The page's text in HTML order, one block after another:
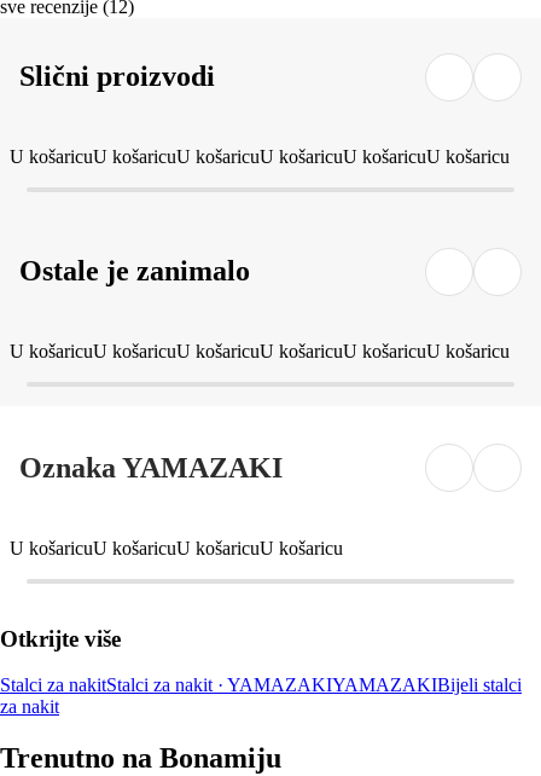
sve recenzije (12)
Slični proizvodi
U košaricuU košaricuU košaricuU košaricuU košaricuU košaricu
Ostale je zanimalo
U košaricuU košaricuU košaricuU košaricuU košaricuU košaricu
Oznaka YAMAZAKI
U košaricuU košaricuU košaricuU košaricu
Otkrijte više
Stalci za nakitStalci za nakit · YAMAZAKIYAMAZAKIBijeli stalci
za nakit
Trenutno na Bonamiju